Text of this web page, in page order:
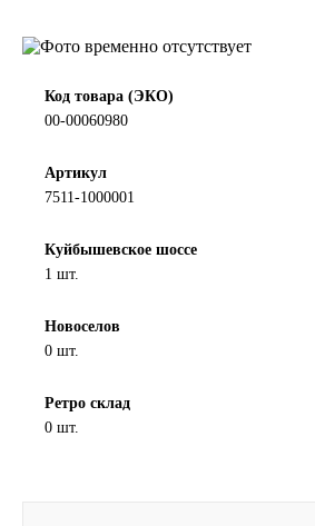
MOBIL
MOTUL
OIL RIGHT
REPSOL
SINTEC
Код товара (ЭКО)
00-00060980
Артикул
7511-1000001
Куйбышевское шоссе
1 шт.
Новоселов
0 шт.
Ретро склад
0 шт.